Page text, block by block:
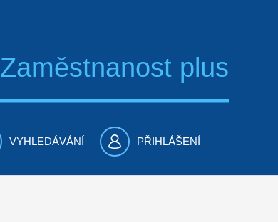
Zaměstnanost plus
VYHLEDÁVÁNÍ PŘIHLÁŠENÍ